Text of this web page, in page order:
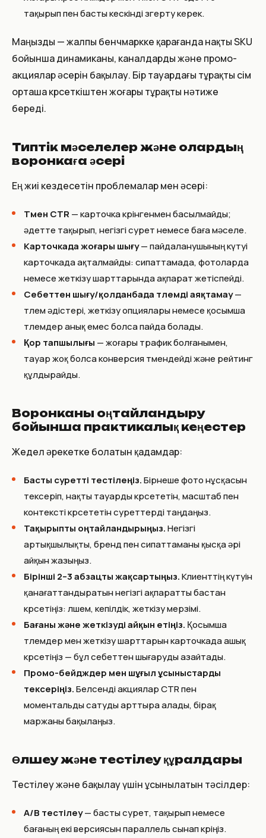
тақырып пен басты кескінді өзгерту керек.
Маңызды — жалпы бенчмаркке қарағанда нақты SKU
бойынша динамиканы, каналдарды және промо-
акциялар әсерін бақылау. Бір тауардағы тұрақты өсім
орташа көрсеткіштен жоғары тұрақты нәтиже
береді.
Типтік мәселелер және олардың
воронкаға әсері
Ең жиі кездесетін проблемалар мен әсері:
Төмен CTR — карточка көрінгенмен басылмайды;
әдетте тақырып, негізгі сурет немесе баға мәселе.
Карточкада жоғары шығу— пайдаланушының күтуі
карточкада ақталмайды: сипаттамада, фотоларда
немесе жеткізу шарттарында ақпарат жетіспейді.
Себеттен шығу/қолданбада төлемді аяқтамау—
төлем әдістері, жеткізу опциялары немесе қосымша
төлемдер анық емес болса пайда болады.
Қор тапшылығы — жоғары трафик болғанымен,
тауар жоқ болса конверсия төмендейді және рейтинг
құлдырайды.
Воронканы оңтайландыру
бойынша практикалық кеңестер
Жедел әрекетке болатын қадамдар:
Басты суретті тестілеңіз.Бірнеше фото нұсқасын
тексеріп, нақты тауарды көрсететін, масштаб пен
контексті көрсететін суреттерді таңдаңыз.
Тақырыпты оңтайландырыңыз.Негізгі
артықшылықты, бренд пен сипаттаманы қысқа әрі
айқын жазыңыз.
Бірінші 2–3 абзацты жақсартыңыз.Клиенттің күтуін
қанағаттандыратын негізгі ақпаратты бастан
көрсетіңіз: өлшем, кепілдік, жеткізу мерзімі.
Бағаны және жеткізуді айқын етіңіз. Қосымша
төлемдер мен жеткізу шарттарын карточкада ашық
көрсетіңіз — бұл себеттен шығаруды азайтады.
Промо-бейдждер мен шұғыл ұсыныстарды
тексеріңіз.Белсенді акциялар CTR пен
моментальды сатуды арттыра алады, бірақ
маржаны бақылаңыз.
Өлшеу және тестілеу құралдары
Тестілеу және бақылау үшін ұсынылатын тәсілдер:
A/B тестілеу— басты сурет, тақырып немесе
бағаның екі версиясын параллель сынап көріңіз.